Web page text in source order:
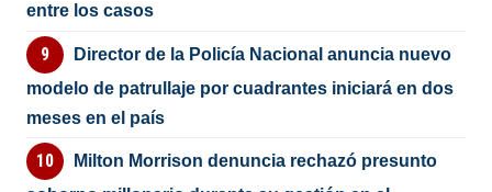
entre los casos
Director de la Policía Nacional anuncia nuevo
modelo de patrullaje por cuadrantes iniciará en dos
meses en el país
Milton Morrison denuncia rechazó presunto